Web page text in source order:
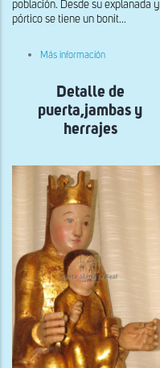
población. Desde su explanada y
pórtico se tiene un bonit...
Más información
Detalle de
puerta,jambas y
herrajes